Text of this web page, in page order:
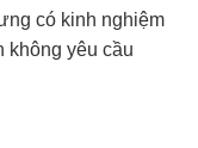
có kinh nghiệm
yêu cầu